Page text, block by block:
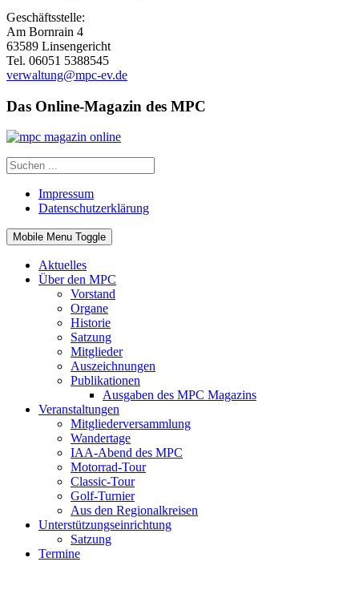
Geschäftsstelle:
Am Bornrain 4
63589 Linsengericht
Tel. 06051 5388545
verwaltung@mpc-ev.de
Das Online-Magazin des MPC
Impressum
Datenschutzerklärung
Mobile Menu Toggle
Aktuelles
Über den MPC
Vorstand
Organe
Historie
Satzung
Mitglieder
Auszeichnungen
Publikationen
Ausgaben des MPC Magazins
Veranstaltungen
Mitgliederversammlung
Wandertage
IAA-Abend des MPC
Motorrad-Tour
Classic-Tour
Golf-Turnier
Aus den Regionalkreisen
Unterstützungseinrichtung
Satzung
Termine